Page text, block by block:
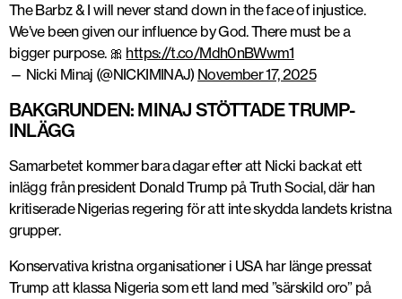
The Barbz & I will never stand down in the face of injustice.
We’ve been given our influence by God. There must be a
bigger purpose. 🎀 https://t.co/Mdh0nBWwm1
— Nicki Minaj (@NICKIMINAJ) November 17, 2025
BAKGRUNDEN: MINAJ STÖTTADE TRUMP-
INLÄGG
Samarbetet kommer bara dagar efter att Nicki backat ett
inlägg från president Donald Trump på Truth Social, där han
kritiserade Nigerias regering för att inte skydda landets kristna
grupper.
Konservativa kristna organisationer i USA har länge pressat
Trump att klassa Nigeria som ett land med ”särskild oro” på